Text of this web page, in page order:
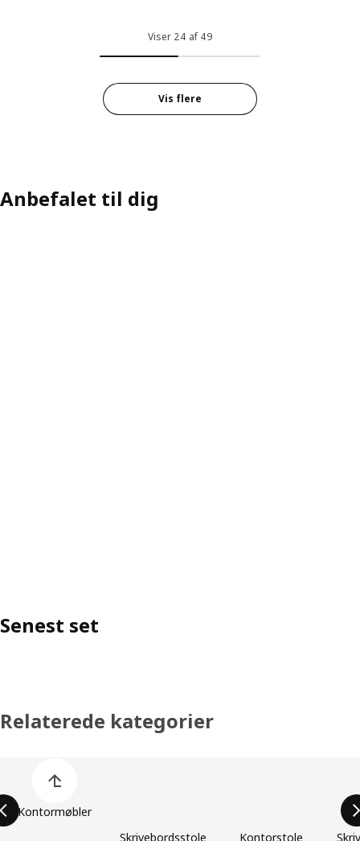
Viser 24 af 49
Vis flere
Anbefalet til dig
Senest set
Relaterede kategorier
Kontormøbler
Skrivebordsstole
Kontorstole